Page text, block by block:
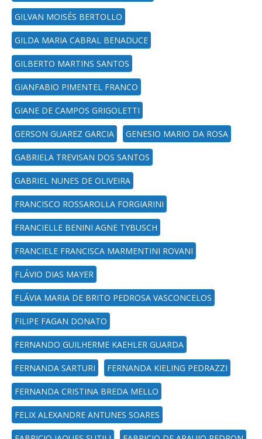
GILVAN MOISÉS BERTOLLO
GILDA MARIA CABRAL BENADUCE
GILBERTO MARTINS SANTOS
GIANFABIO PIMENTEL FRANCO
GIANE DE CAMPOS GRIGOLETTI
GERSON GUAREZ GARCIA GENESIO MARIO DA ROSA
GABRIELA TREVISAN DOS SANTOS
GABRIEL NUNES DE OLIVEIRA
FRANCISCO ROSSAROLLA FORGIARINI
FRANCIELLE BENINI AGNE TYBUSCH
FRANCIELE FRANCISCA MARMENTINI ROVANI
FLÁVIO DIAS MAYER
FLÁVIA MARIA DE BRITO PEDROSA VASCONCELOS
FILIPE FAGAN DONATO
FERNANDO GUILHERME KAEHLER GUARDA
FERNANDA SARTURI FERNANDA KIELING PEDRAZZI
FERNANDA CRISTINA BREDA MELLO
FELIX ALEXANDRE ANTUNES SOARES